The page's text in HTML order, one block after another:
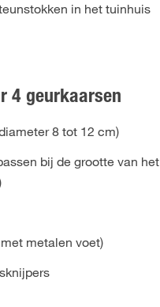
in het tuinhuis
4 geurkaarsen
8 tot 12 cm)
bij de grootte van het
metalen voet)